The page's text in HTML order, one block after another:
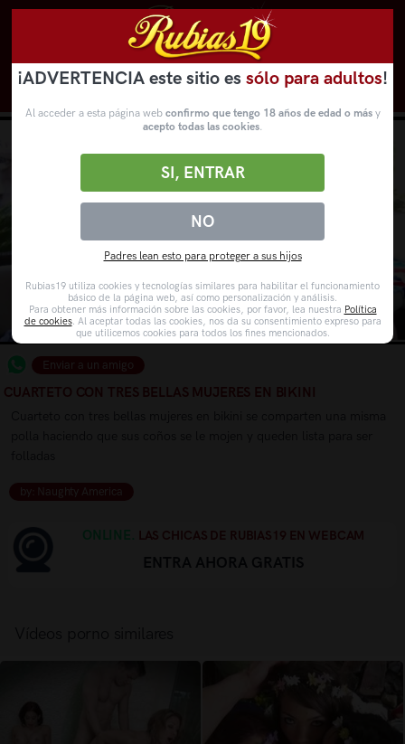
Enviar a un amigo
CUARTETO CON TRES BELLAS MUJERES EN BIKINI
by: Naughty America
ONLINE. LAS CHICAS DE RUBIAS19 EN WEBCAM
¡ADVERTENCIA este sitio es sólo para adultos!
Al acceder a esta página web confirmo que tengo 18 años de edad o másy
acepto todas las cookies.
NO
SI, ENTRAR
Padres lean esto para proteger a sus hijos
Rubias19 utiliza cookies y tecnologías similares para habilitar el funcionamiento
básico de la página web, así como personalización y análisis.
Para obtener más información sobre las cookies, por favor, lea nuestra Política
de cookies. Al aceptar todas las cookies, nos da su consentimiento expreso para
que utilicemos cookies para todos los fines mencionados.